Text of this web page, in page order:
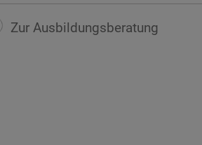
Zur Ausbildungsberatung